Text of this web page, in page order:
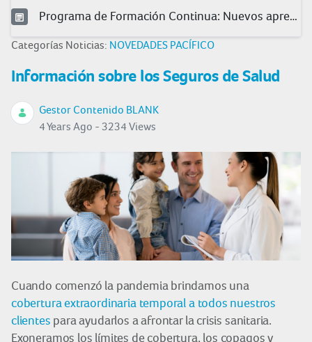
Programa de Formación Continua: Nuevos aprendizajes para nuestros clientes
Categorías Noticias: NOVEDADES PACÍFICO
Información sobre los Seguros de Salud
Gestor Contenido BLANK
4 Years Ago - 3234 Views
Cuando comenzó la pandemia brindamos una
cobertura extraordinaria temporal a todos nuestros
clientes para ayudarlos a afrontar la crisis sanitaria.
Exoneramos los límites de cobertura, los copagos y